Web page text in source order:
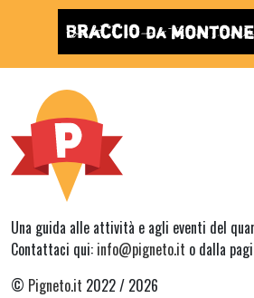
Una guida alle attività e agli eventi del
Contattaci qui: info@pigneto.it o dalla
© Pigneto.it 2022 / 2026